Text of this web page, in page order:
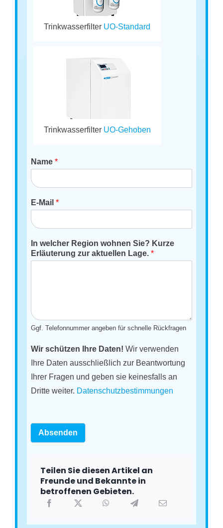
Trinkwasserfilter UO-Standard
Trinkwasserfilter UO-Gehoben
Name*
E-Mail*
In welcher Region wohnen Sie? Kurze
Erläuterung zur aktuellen Lage.*
Ggf. Telefonnummer angeben für schnelle Rückfragen
Wir schützen Ihre Daten! Wir verwenden
Ihre Daten ausschließlich zur Beantwortung
Ihrer Fragen und geben sie keinesfalls an
Dritte weiter. Datenschutzbestimmungen
Absenden
Teilen Sie diesen Artikel an
Freunde und Bekannte in
betroffenen Gebieten.